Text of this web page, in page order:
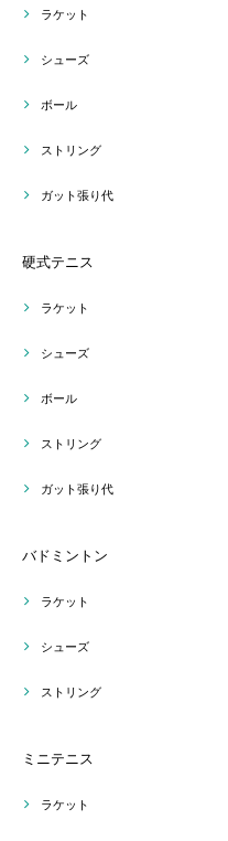
ラケット
シューズ
ボール
ストリング
ガット張り代
硬式テニス
ラケット
シューズ
ボール
ストリング
ガット張り代
バドミントン
ラケット
シューズ
ストリング
ミニテニス
ラケット